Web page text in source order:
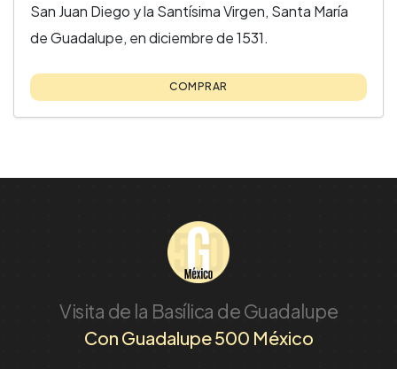
San Juan Diego y la Santísima Virgen, Santa María
de Guadalupe, en diciembre de 1531.
COMPRAR
Visita de la Basílica de Guadalupe
Con Guadalupe 500 México